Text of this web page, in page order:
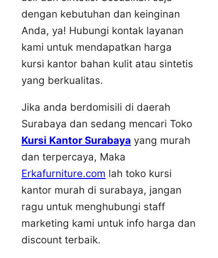
dengan kebutuhan dan keinginan
Anda, ya! Hubungi kontak layanan
kami untuk mendapatkan harga
kursi kantor bahan kulit atau sintetis
yang berkualitas.
Jika anda berdomisili di daerah
Surabaya dan sedang mencari Toko
Kursi Kantor Surabaya yang murah
dan terpercaya, Maka
Erkafurniture.com lah toko kursi
kantor murah di surabaya, jangan
ragu untuk menghubungi staff
marketing kami untuk info harga dan
discount terbaik.